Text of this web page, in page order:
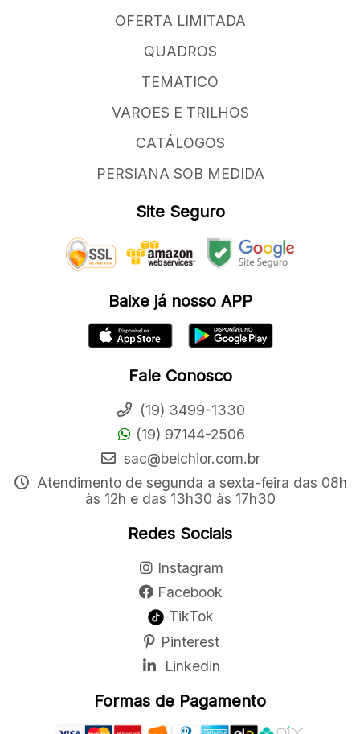
OFERTA LIMITADA
QUADROS
TEMATICO
VAROES E TRILHOS
CATÁLOGOS
PERSIANA SOB MEDIDA
Site Seguro
Baixe já nosso APP
Fale Conosco
(19) 3499-1330
(19) 97144-2506
sac@belchior.com.br
Atendimento de segunda a sexta-feira das 08h
às 12h e das 13h30 às 17h30
Redes Sociais
Instagram
Facebook
TikTok
Pinterest
Linkedin
Formas de Pagamento